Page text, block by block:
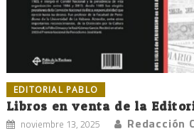
EDITORIAL PABLO
Libros en venta de la
noviembre 13, 2025 Redacción